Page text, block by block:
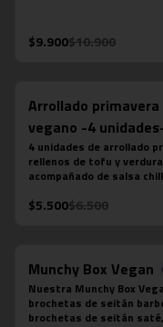
Estos son los
acompañas los distintos
-Panang: Maní y pimentón
-Rojo: Cebolla morada,
fresca, jugo de piña y
-Verde: Berenjenas,
albahaca fresca
$9.900$10.900
Arrollado primavera
vegano -4
4 unidades de arrollado
rellenos de tofu y
acompañado de salsa
$5.500$6.500
Munchy Box Vegan
Nuestra Munchy Box
brochetas de seitán
brochetas de seitán